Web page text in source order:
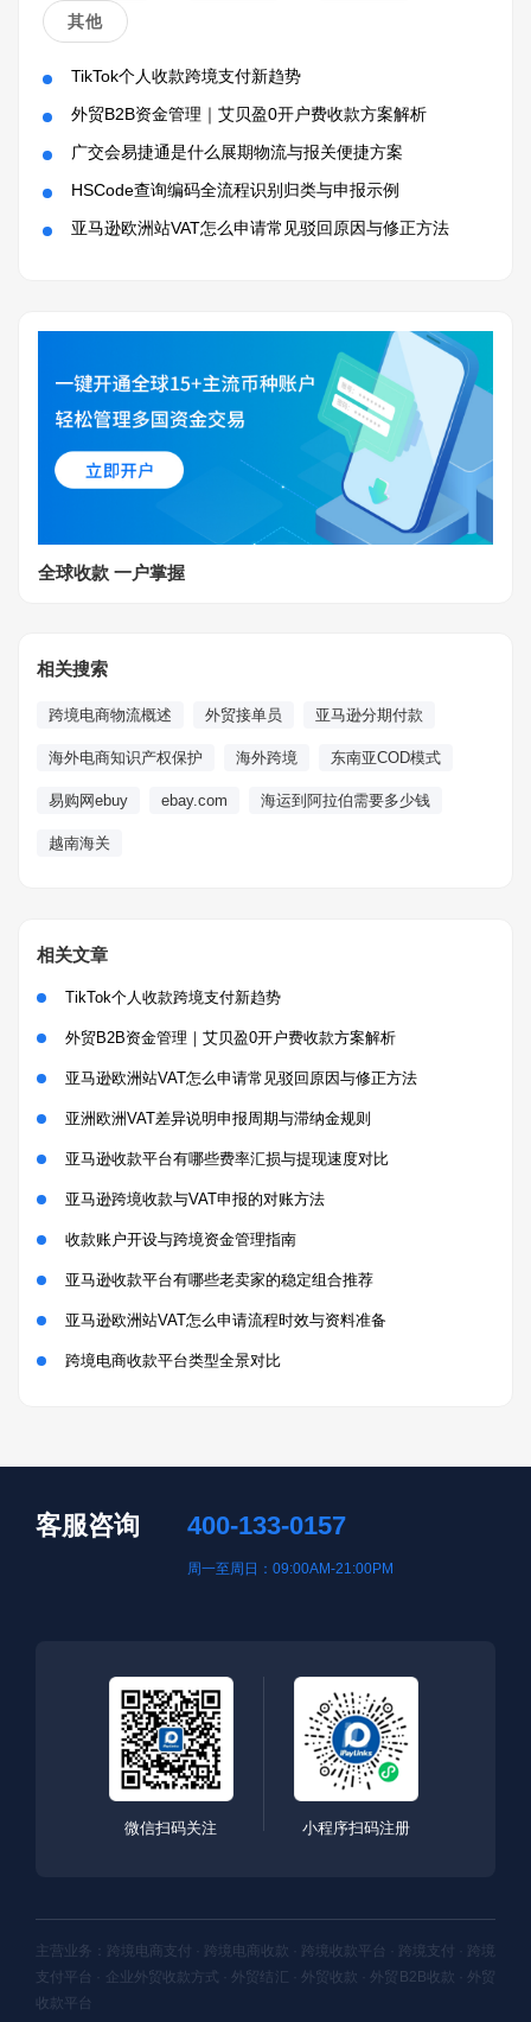
其他
TikTok个人收款跨境支付新趋势
外贸B2B资金管理｜艾贝盈0开户费收款方案解析
广交会易捷通是什么展期物流与报关便捷方案
HSCode查询编码全流程识别归类与申报示例
亚马逊欧洲站VAT怎么申请常见驳回原因与修正方法
全球收款 一户掌握
相关搜索
跨境电商物流概述 外贸接单员 亚马逊分期付款
海外电商知识产权保护 海外跨境 东南亚COD模式
易购网ebuy ebay.com 海运到阿拉伯需要多少钱
越南海关
相关文章
TikTok个人收款跨境支付新趋势
外贸B2B资金管理｜艾贝盈0开户费收款方案解析
亚马逊欧洲站VAT怎么申请常见驳回原因与修正方法
亚洲欧洲VAT差异说明申报周期与滞纳金规则
亚马逊收款平台有哪些费率汇损与提现速度对比
亚马逊跨境收款与VAT申报的对账方法
收款账户开设与跨境资金管理指南
亚马逊收款平台有哪些老卖家的稳定组合推荐
亚马逊欧洲站VAT怎么申请流程时效与资料准备
跨境电商收款平台类型全景对比
客服咨询 400-133-0157
周一至周日：09:00AM-21:00PM
微信扫码关注 小程序扫码注册
主营业务：跨境电商支付 · 跨境电商收款 · 跨境收款平台 · 跨境支付 · 跨境
支付平台 · 企业外贸收款方式 · 外贸结汇 · 外贸收款 · 外贸B2B收款 · 外贸
收款平台